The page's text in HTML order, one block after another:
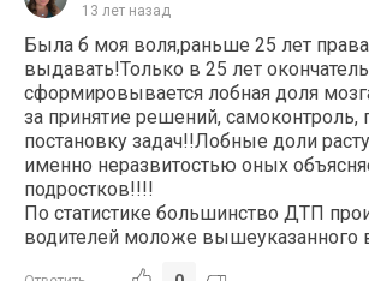
13 лет назад
Была б моя воля,раньше 25 лет
выдавать!Только в 25 лет
сформировывается лобная доля
за принятие решений, самоконтроль,
постановку задач!!Лобные доли
именно неразвитостью оных
подростков!!!!
По статистике большинство ДТП
водителей моложе вышеуказанного